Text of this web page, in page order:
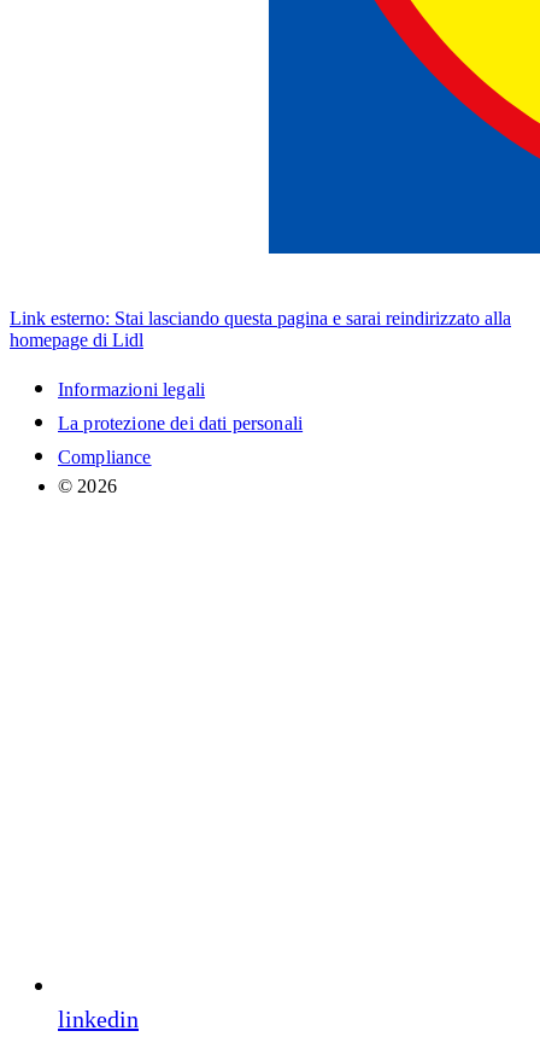
Link esterno: Stai lasciando questa pagina e sarai reindirizzato alla
homepage di Lidl
Informazioni legali
La protezione dei dati personali
Compliance
© 2026
linkedin